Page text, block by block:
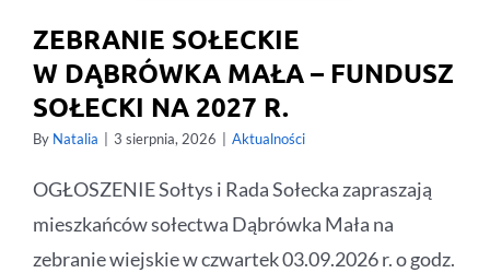
ZEBRANIE SOŁECKIE
W DĄBRÓWKA MAŁA – FUNDUSZ
SOŁECKI NA 2027 R.
By Natalia 3 sierpnia, 2026 Aktualności
OGŁOSZENIE Sołtys i Rada Sołecka zapraszają
mieszkańców sołectwa Dąbrówka Mała na
zebranie wiejskie w czwartek 03.09.2026 r. o godz.